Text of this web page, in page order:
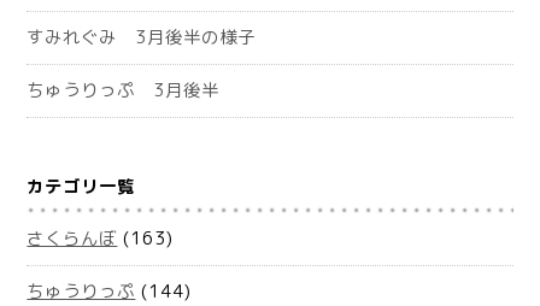
すみれぐみ 3月後半の様子
ちゅうりっぷ 3月後半
カテゴリ一覧
さくらんぼ (163)
ちゅうりっぷ (144)